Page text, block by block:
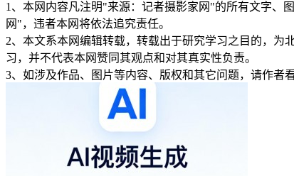
1、本网内容凡注明"来源：记者摄影家网"的所有文字、
网"，违者本网将依法追究责任。
2、本文系本网编辑转载，转载出于研究学习之目的，
习，并不代表本网赞同其观点和对其真实性负责。
3、如涉及作品、图片等内容、版权和其它问题，请作者